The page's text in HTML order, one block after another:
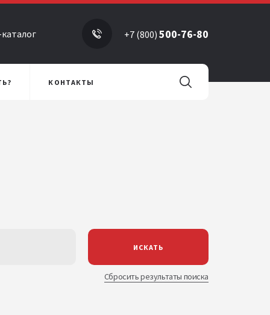
+7 (800) 500-76-80
КОНТАКТЫ
Сбросить результаты поиска